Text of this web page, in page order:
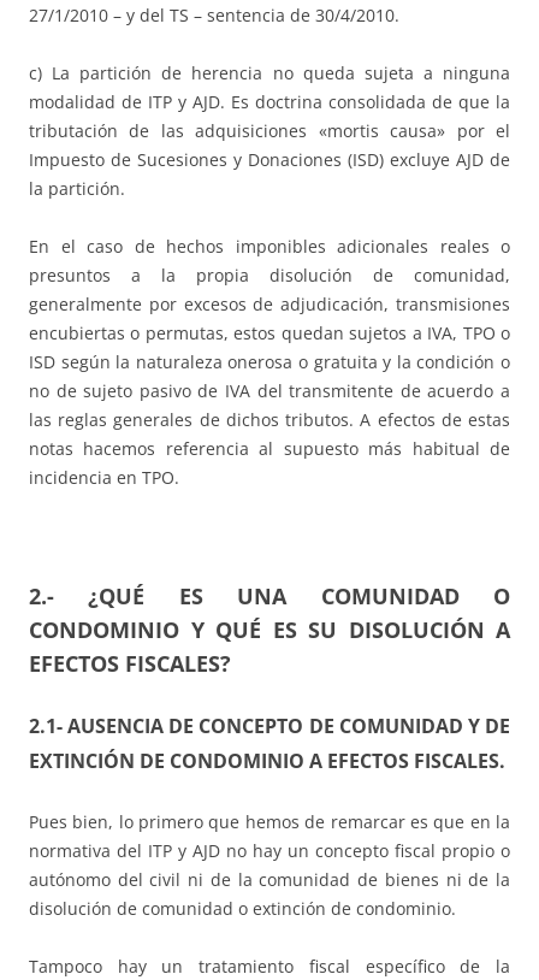
27/1/2010 – y del TS – sentencia de 30/4/2010.
c) La partición de herencia no queda sujeta a ninguna
modalidad de ITP y AJD. Es doctrina consolidada de que la
tributación de las adquisiciones «mortis causa» por el
Impuesto de Sucesiones y Donaciones (ISD) excluye AJD de
la partición.
En el caso de hechos imponibles adicionales reales o
presuntos a la propia disolución de comunidad,
generalmente por excesos de adjudicación, transmisiones
encubiertas o permutas, estos quedan sujetos a IVA, TPO o
ISD según la naturaleza onerosa o gratuita y la condición o
no de sujeto pasivo de IVA del transmitente de acuerdo a
las reglas generales de dichos tributos. A efectos de estas
notas hacemos referencia al supuesto más habitual de
incidencia en TPO.
2.- ¿QUÉ ES UNA COMUNIDAD O
CONDOMINIO Y QUÉ ES SU DISOLUCIÓN A
EFECTOS FISCALES?
2.1- AUSENCIA DE CONCEPTO DE COMUNIDAD Y DE
EXTINCIÓN DE CONDOMINIO A EFECTOS FISCALES.
Pues bien, lo primero que hemos de remarcar es que en la
normativa del ITP y AJD no hay un concepto fiscal propio o
autónomo del civil ni de la comunidad de bienes ni de la
disolución de comunidad o extinción de condominio.
Tampoco hay un tratamiento fiscal específico de la